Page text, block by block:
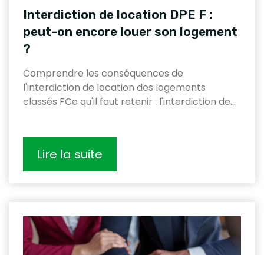
Interdiction de location DPE F :
peut-on encore louer son logement
?
Comprendre les conséquences de
l'interdiction de location des logements
classés FCe qu'il faut retenir : l'interdiction de…
Lire la suite